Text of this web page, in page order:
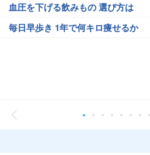
血圧を下げる飲みもの 選び方は
毎日早歩き 1年で何キロ痩せるか